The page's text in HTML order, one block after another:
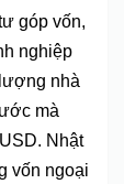
góp vốn,
nghiệp
nhà
mà
Nhật
vốn ngoại